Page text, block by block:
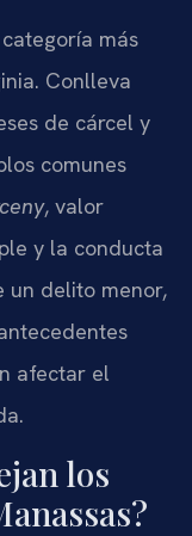
más
Conlleva
de cárcel y
comunes
, valor
y la conducta
un delito menor,
afectar el
los